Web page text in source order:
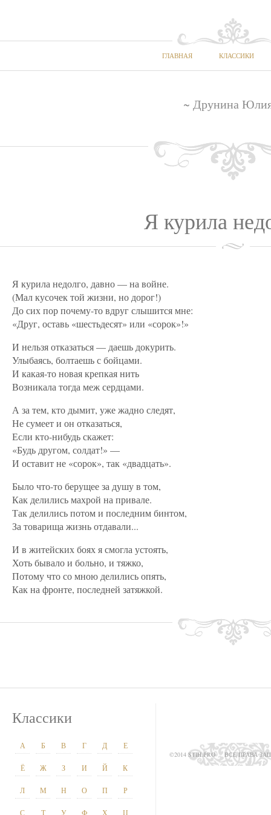
ГЛАВНАЯ КЛАССИКИ
~ Друнина
Я курила
Я курила недолго, давно — на войне.
(Мал кусочек той жизни, но дорог!)
До сих пор почему-то вдруг слышится мне:
«Друг, оставь «шестьдесят» или «сорок»!»
И нельзя отказаться — даешь докурить.
Улыбаясь, болтаешь с бойцами.
И какая-то новая крепкая нить
Возникала тогда меж сердцами.
А за тем, кто дымит, уже жадно следят,
Не сумеет и он отказаться,
Если кто-нибудь скажет:
«Будь другом, солдат!» —
И оставит не «сорок», так «двадцать».
Было что-то берущее за душу в том,
Как делились махрой на привале.
Так делились потом и последним бинтом,
За товарища жизнь отдавали...
И в житейских боях я смогла устоять,
Хоть бывало и больно, и тяжко,
Потому что со мною делились опять,
Как на фронте, последней затяжкой.
Классики
А Б В Г Д Е
Ё Ж З И Й К
Л М Н О П Р
С Т У Ф Х Ц
©2014 STIH.PRO ВСЕ ПРАВА